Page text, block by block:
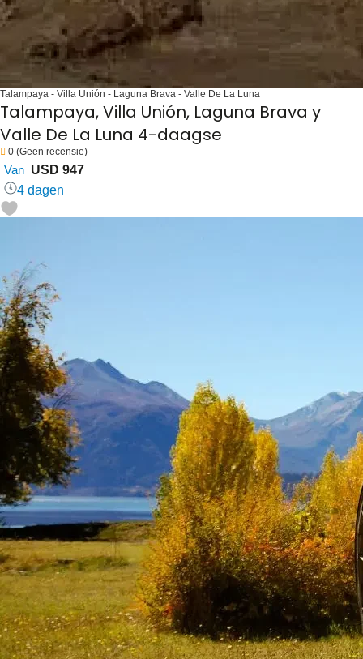
Talampaya - Villa Unión - Laguna Brava - Valle De La Luna
Talampaya, Villa Unión, Laguna Brava y
Valle De La Luna 4-daagse
0 (Geen recensie)
Van USD 947
4 dagen